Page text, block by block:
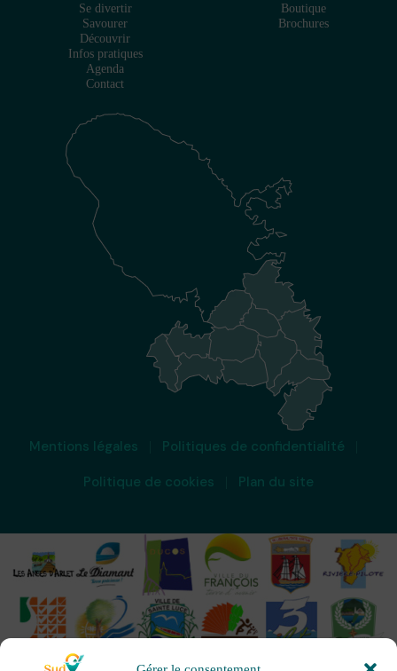
Se divertir
Savourer
Découvrir
Infos pratiques
Agenda
Contact
Boutique
Brochures
Mentions légales
Politiques de confidentialité
Politique de cookies
Plan du site